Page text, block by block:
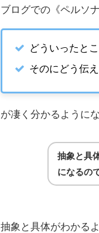
ブログでの《ペルソ
どういったと
そのにどう伝
が凄く分かるように
抽象と具
になるの
抽象と具体がわかる